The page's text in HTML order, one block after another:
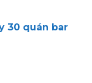
30 quán bar